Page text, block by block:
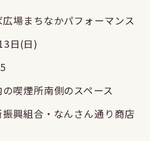
場まちなかパフォーマンス
日(日)
喫煙所南側のスペース
興組合・なんさん通り商店